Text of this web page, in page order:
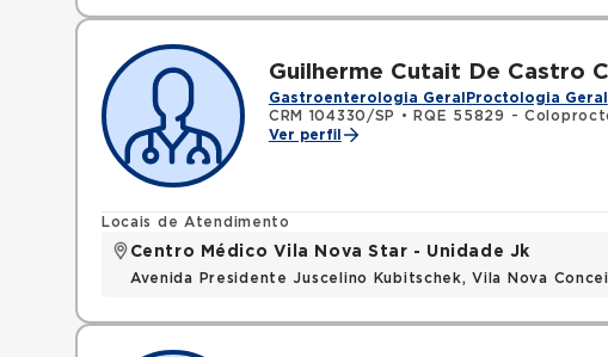
Guilherme Cutait De Castro
Gastroenterologia Geral Proctologia Geral
CRM 104330/SP
•
RQE 55829 -
Ver perfil
Locais de Atendimento
Centro Médico Vila Nova Star - Unidade Jk
Avenida Presidente Juscelino Kubitschek, Vila Nova